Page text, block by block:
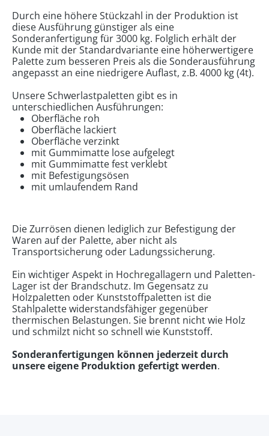
Durch eine höhere Stückzahl in der Produktion ist
diese Ausführung günstiger als eine
Sonderanfertigung für 3000 kg. Folglich erhält der
Kunde mit der Standardvariante eine höherwertigere
Palette zum besseren Preis als die Sonderausführung
angepasst an eine niedrigere Auflast, z.B. 4000 kg (4t).
Unsere Schwerlastpaletten gibt es in
unterschiedlichen Ausführungen:
Oberfläche roh
Oberfläche lackiert
Oberfläche verzinkt
mit Gummimatte lose aufgelegt
mit Gummimatte fest verklebt
mit Befestigungsösen
mit umlaufendem Rand
Die Zurrösen dienen lediglich zur Befestigung der
Waren auf der Palette, aber nicht als
Transportsicherung oder Ladungssicherung.
Ein wichtiger Aspekt in Hochregallagern und Paletten-
Lager ist der Brandschutz. Im Gegensatz zu
Holzpaletten oder Kunststoffpaletten ist die
Stahlpalette widerstandsfähiger gegenüber
thermischen Belastungen. Sie brennt nicht wie Holz
und schmilzt nicht so schnell wie Kunststoff.
Sonderanfertigungen können jederzeit durch
unsere eigene Produktion gefertigt werden.